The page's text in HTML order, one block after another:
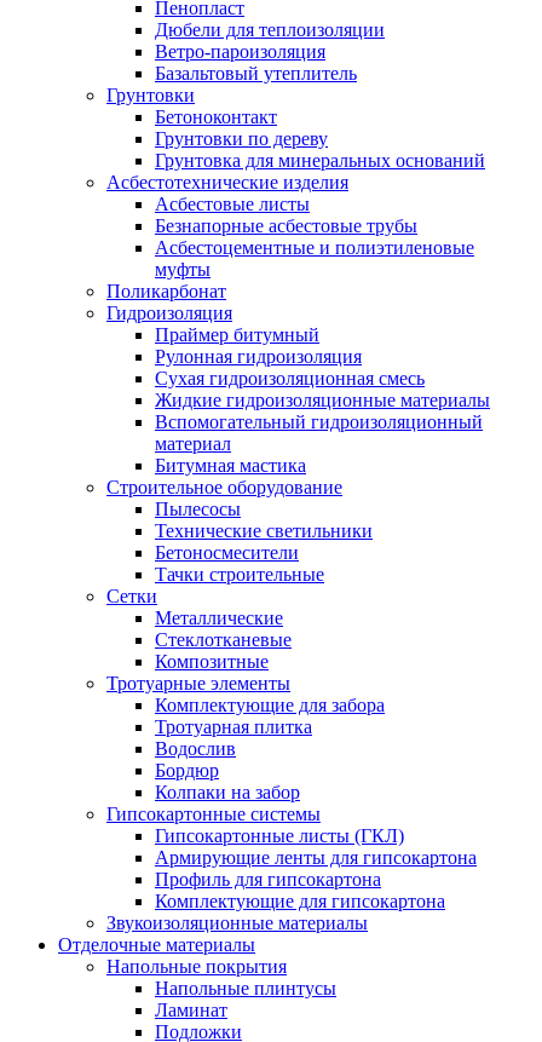
Пенопласт
Дюбели для теплоизоляции
Ветро-пароизоляция
Базальтовый утеплитель
Грунтовки
Бетоноконтакт
Грунтовки по дереву
Грунтовка для минеральных оснований
Асбестотехнические изделия
Асбестовые листы
Безнапорные асбестовые трубы
Асбестоцементные и полиэтиленовые
муфты
Поликарбонат
Гидроизоляция
Праймер битумный
Рулонная гидроизоляция
Сухая гидроизоляционная смесь
Жидкие гидроизоляционные материалы
Вспомогательный гидроизоляционный
материал
Битумная мастика
Строительное оборудование
Пылесосы
Технические светильники
Бетоносмесители
Тачки строительные
Сетки
Металлические
Стеклотканевые
Композитные
Тротуарные элементы
Комплектующие для забора
Тротуарная плитка
Водослив
Бордюр
Колпаки на забор
Гипсокартонные системы
Гипсокартонные листы (ГКЛ)
Армирующие ленты для гипсокартона
Профиль для гипсокартона
Комплектующие для гипсокартона
Звукоизоляционные материалы
Отделочные материалы
Напольные покрытия
Напольные плинтусы
Ламинат
Подложки